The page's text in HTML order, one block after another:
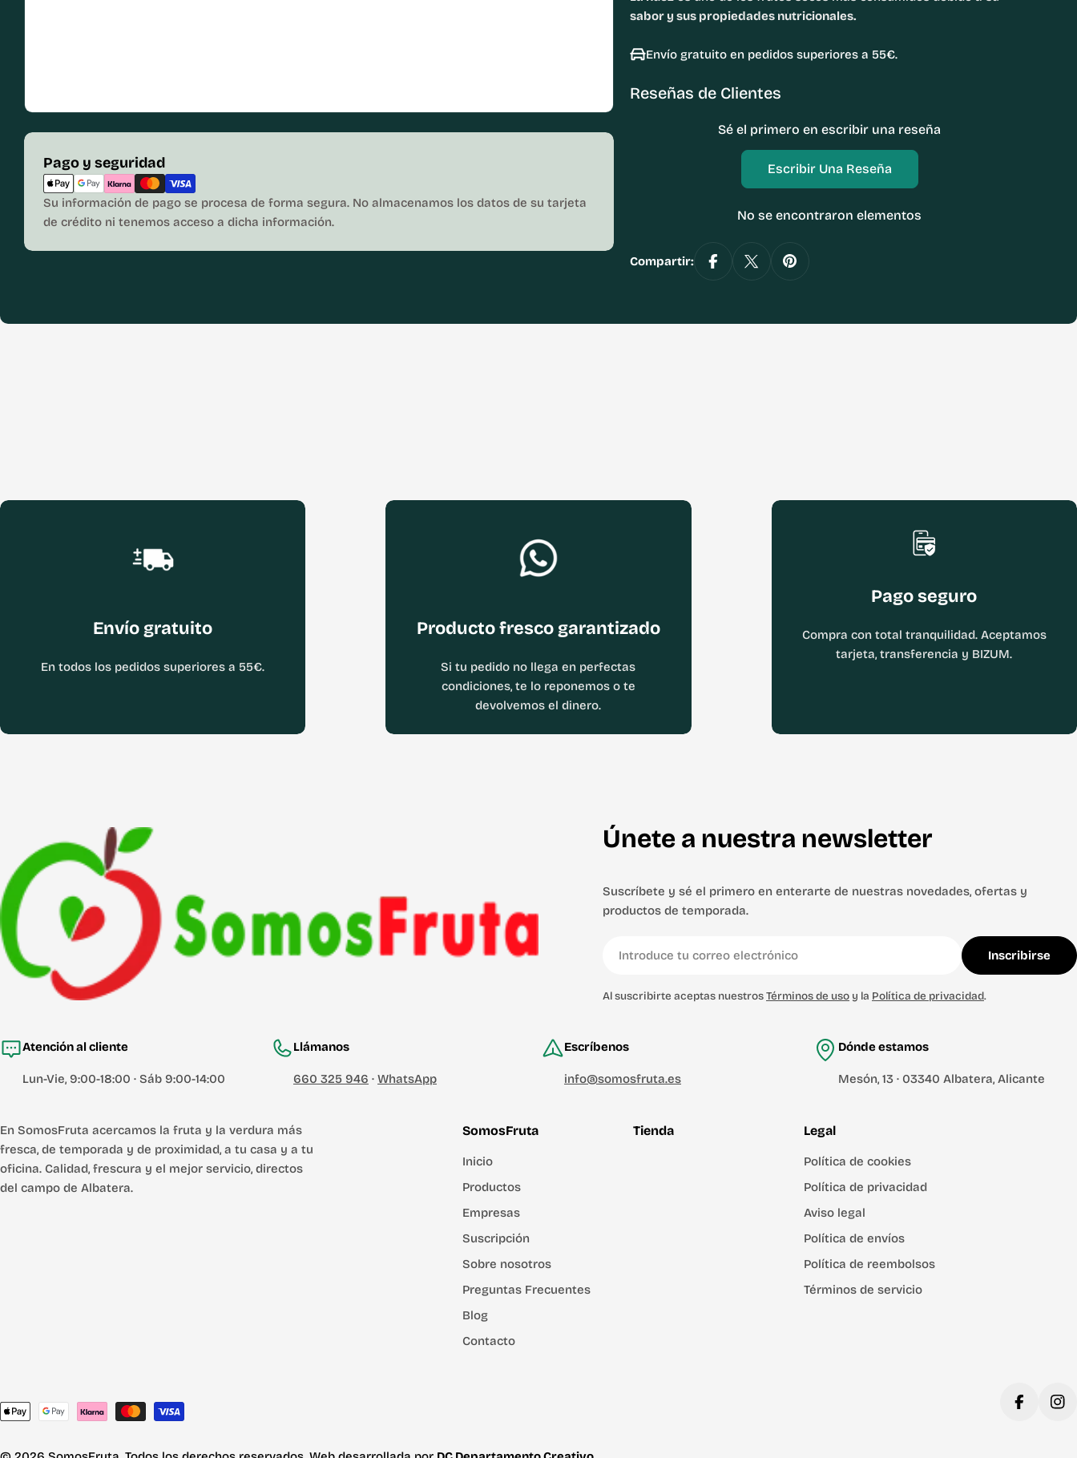
Pago y seguridad
Métodos
de
pago
Su información de pago se procesa de forma segura. No almacenamos los datos de su tarjeta
de crédito ni tenemos acceso a dicha información.
sabor y sus propiedades nutricionales.
Envío gratuito en pedidos superiores a 55€.
Reseñas de Clientes
Sé el primero en escribir una reseña
Escribir Una Reseña
No se encontraron elementos
Compartir:
Envío gratuito
En todos los pedidos superiores a 55€.
Producto fresco garantizado
Si tu pedido no llega en perfectas
condiciones, te lo reponemos o te
devolvemos el dinero.
Pago seguro
Compra con total tranquilidad. Aceptamos
tarjeta, transferencia y BIZUM.
Únete a nuestra newsletter
Suscríbete y sé el primero en enterarte de nuestras novedades, ofertas y
productos de temporada.
electrónico
Inscribirse
Al suscribirte aceptas nuestrosTérminos de uso y la Política de privacidad.
Atención al cliente
Lun-Vie, 9:00-18:00 · Sáb 9:00-14:00
Llámanos
660 325 946 · WhatsApp
Escríbenos
info@somosfruta.es
Dónde estamos
Mesón, 13 · 03340 Albatera, Alicante
En SomosFruta acercamos la fruta y la verdura más
fresca, de temporada y de proximidad, a tu casa y a tu
oficina. Calidad, frescura y el mejor servicio, directos
del campo de Albatera.
SomosFruta
Inicio
Productos
Empresas
Suscripción
Sobre nosotros
Preguntas Frecuentes
Blog
Contacto
Tienda Legal
Política de cookies
Política de privacidad
Aviso legal
Política de envíos
Política de reembolsos
Términos de servicio
Métodos
pago
Facebook